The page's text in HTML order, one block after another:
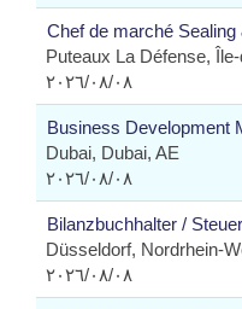
Chef de marché Sealing
Puteaux La Défense,
٠٨‏/٠٨‏/٢٠٢٦
Business Development
Dubai, Dubai, AE
٠٨‏/٠٨‏/٢٠٢٦
Bilanzbuchhalter /
Düsseldorf, Nordrhein-
٠٨‏/٠٨‏/٢٠٢٦